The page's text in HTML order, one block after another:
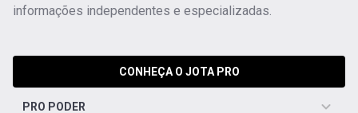
informações independentes e especializadas.
CONHEÇA O JOTA PRO
PRO PODER